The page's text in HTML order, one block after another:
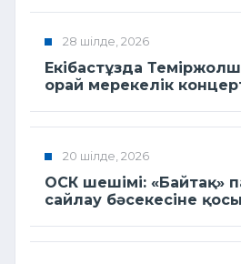
28 шілде, 2026
Екібастұзда
орай мерекелік
20 шілде, 2026
ОСК шешімі: «Байтақ»
сайлау бәсекесіне